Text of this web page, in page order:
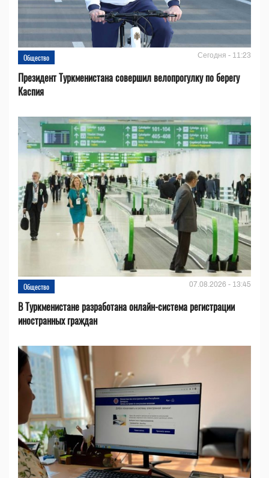
Общество Сегодня - 11:23
Президент Туркменистана совершил велопрогулку по берегу
Каспия
Общество 07.08.2026 - 13:45
В Туркменистане разработана онлайн-система регистрации
иностранных граждан